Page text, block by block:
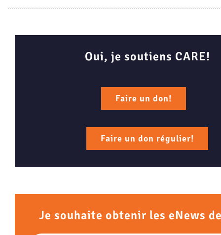
Oui, je soutiens CARE!
Faire un don!
Faire un don régulier!
Je souhaite obtenir les eNews